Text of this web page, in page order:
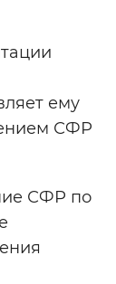
ему
СФР
СФР по